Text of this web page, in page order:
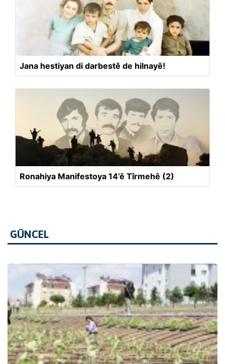
Jana hestiyan di darbestê de hilnayê!
Ronahiya Manifestoya 14’ê Tîrmehê (2)
GÜNCEL